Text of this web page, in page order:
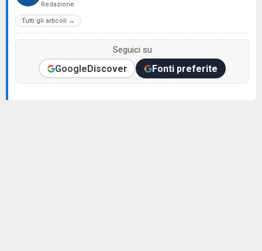
Redazione
Tutti gli articoli →
Seguici su
GoogleDiscover Fonti preferite